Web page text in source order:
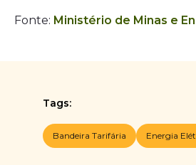
Fonte: Ministério de Minas e
Tags:
Bandeira Tarifária Energia